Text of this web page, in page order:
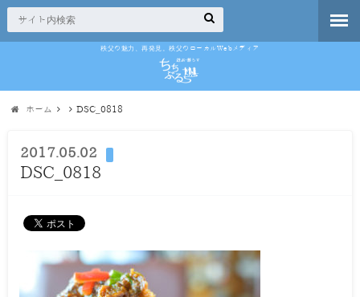
秩父の魅力、再発見。秩父のローカルWebメディア
ホーム DSC_0818
2017.05.02
DSC_0818